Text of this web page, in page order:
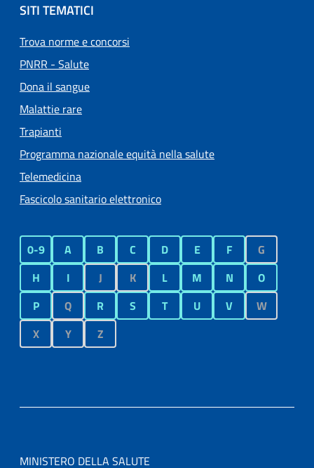
SITI TEMATICI
Trova norme e concorsi
PNRR - Salute
Dona il sangue
Malattie rare
Trapianti
Programma nazionale equità nella salute
Telemedicina
Fascicolo sanitario elettronico
0-9 A B C D E F
G
H
I J K L M N
O
P
Q R S T U V
W
X
Y Z
MINISTERO DELLA SALUTE